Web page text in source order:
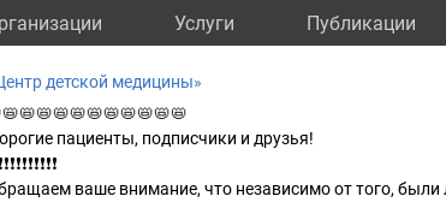
Услуги Публикации
детской медицины»
пациенты, подписчики и друзья!
ваше внимание, что независимо от того,